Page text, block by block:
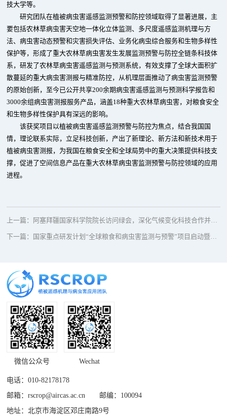
技大学等。
研究团队在植被病虫害遥感监测预警和防控领域取得了显著进展，主
要包括农林草病虫害天空地一体化立体监测、多尺度遥感监测机理与方
法、病虫害动态预警和灾害损失评估、业务化病虫综合服务和生物多样性
保护等，形成了重大农林草病虫害发生发展监测预警与防控全链条科技体
系，研发了农林草病虫害遥感监测与预测系统，有效支撑了全球大面积扩
散蔓延的重大病虫害测报与精准防控，从机理层面推动了病虫害监测预警
的原始创新，至今已公开共享200余期病虫害遥感监测与预测科学报告和
3000余组病虫害测报服务产品，涵盖18种重大农林草病虫害，对粮食安全
和生物多样性保护具有深远的影响。
该获奖项目以植被病虫害遥感监测预警与防控为焦点，结合我国国
情，理论联系实际，立足科技创新，产出了新理论、新方法和新技术用于
植被病虫害测报，为我国在粮食安全和全球局势中的重大决策提供科技支
撑，促进了空间信息产品在重大农林草病虫害监测预警与防控领域的应用
进程。
上一篇： 阿塞拜疆国家科学院院长访问绿会，深化气候变化科技合作并探讨全球病虫害监测
下一篇： 国家重点研发计划“全球粮食和病虫害监测与预警”项目启动暨实施方案咨询会顺利召开
微信公众号 Wechat
电话：010-82178178
邮箱：rscrop@aircas.ac.cn 邮编：100094
地址：北京市海淀区邓庄南路9号